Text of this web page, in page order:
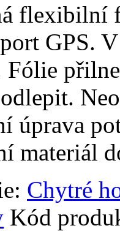
flexibilní
GPS.
Fólie
úprava
materiál
Chytré
Kód